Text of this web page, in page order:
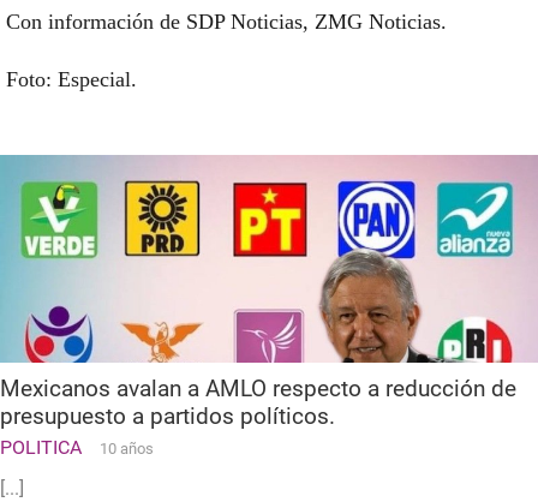
Con información de SDP Noticias, ZMG Noticias.
Foto: Especial.
Mexicanos avalan a AMLO respecto a reducción de
presupuesto a partidos políticos.
POLITICA 10 años
[...]